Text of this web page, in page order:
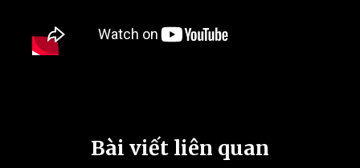
Bài viết liên quan